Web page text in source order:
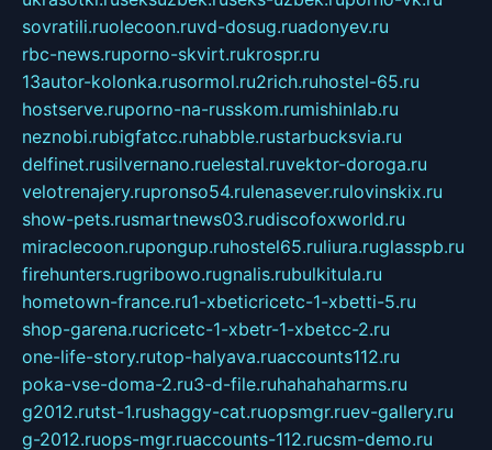
sovratili.ruolecoon.ruvd-dosug.ruadonyev.ru
rbc-news.ruporno-skvirt.rukrospr.ru
13autor-kolonka.rusormol.ru2rich.ruhostel-65.ru
hostserve.ruporno-na-russkom.rumishinlab.ru
neznobi.rubigfatcc.ruhabble.rustarbucksvia.ru
delfinet.rusilvernano.ruelestal.ruvektor-doroga.ru
velotrenajery.rupronso54.rulenasever.rulovinskix.ru
show-pets.rusmartnews03.rudiscofoxworld.ru
miraclecoon.rupongup.ruhostel65.ruliura.ruglasspb.ru
firehunters.rugribowo.rugnalis.rubulkitula.ru
hometown-france.ru1-xbeticricetc-1-xbetti-5.ru
shop-garena.rucricetc-1-xbetr-1-xbetcc-2.ru
one-life-story.rutop-halyava.ruaccounts112.ru
poka-vse-doma-2.ru3-d-file.ruhahahaharms.ru
g2012.rutst-1.rushaggy-cat.ruopsmgr.ruev-gallery.ru
g-2012.ruops-mgr.ruaccounts-112.rucsm-demo.ru